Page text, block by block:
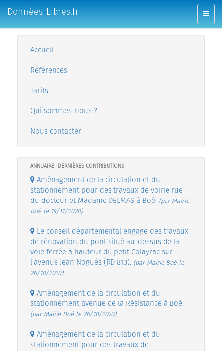
Données-Libres.fr
Accueil
Références
Tarifs
Qui sommes-nous ?
Nous contacter
ANNUAIRE : DERNIÈRES CONTRIBUTIONS
Aménagement de la circulation et du
stationnement pour des travaux de voirie rue
du docteur et Madame DELMAS à Boé. (par Mairie
Boé le 19/11/2020)
Le conseil départemental engage des travaux
de rénovation du pont situé au-dessus de la
voie ferrée à hauteur du petit Colayrac sur
l'avenue Jean Nogués (RD 813). (par Mairie Boé le
26/10/2020)
Aménagement de la circulation et du
stationnement avenue de la Résistance à Boé.
(par Mairie Boé le 26/10/2020)
Aménagement de la circulation et du
stationnement pour des travaux de